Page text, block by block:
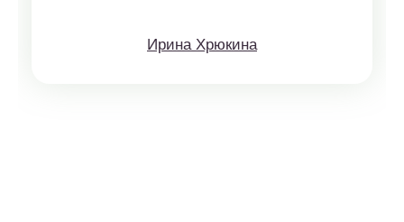
Ирина Хрюкина